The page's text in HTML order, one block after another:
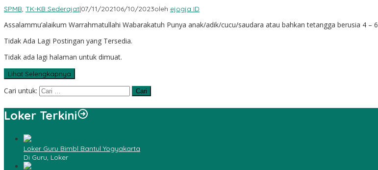
SPMB, TK-KB Sederajat|07/11/202106/10/2023oleh ejogja ID
Assalammu’alaikum Warrahmatullahi Wabarakatuh Punya anak/adik/cucu/saudara atau bahkan tetangga berusia 4 – 6
Tidak Ada Lagi Postingan yang Tersedia.
Tidak ada lagi halaman untuk dimuat.
Lihat Selengkapnya
Cari untuk:
Loker Terkini
Loker Guru Bimbl Bantul Yogyakarta
Di Guru, Loker